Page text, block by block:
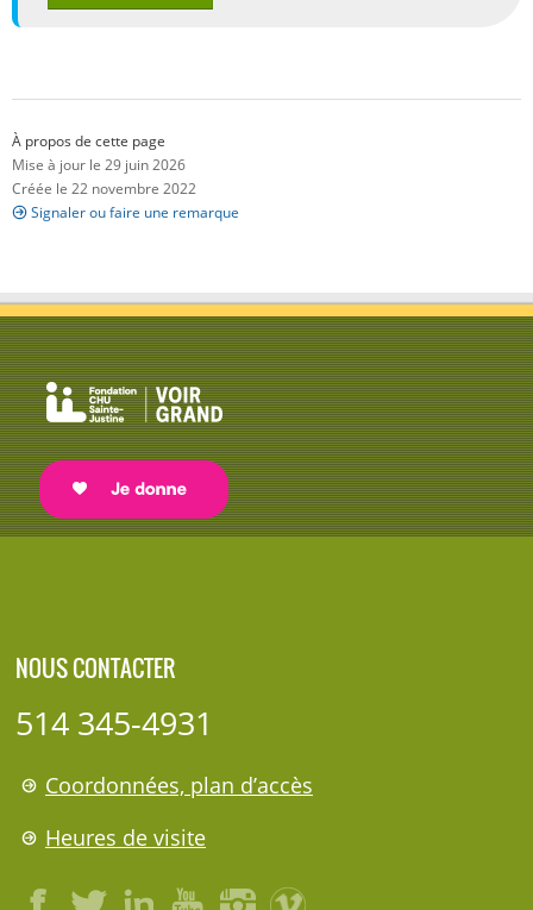
À propos de cette page
Mise à jour le 29 juin 2026
Créée le 22 novembre 2022
Signaler ou faire une remarque
NOUS CONTACTER
514 345-4931
Coordonnées, plan d’accès
Heures de visite